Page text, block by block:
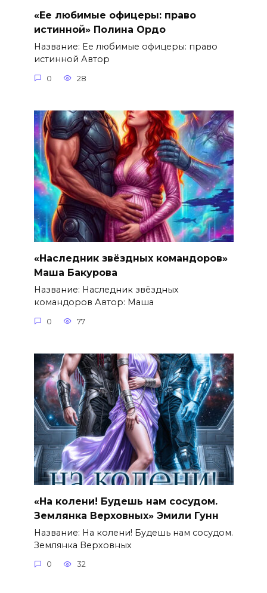
«Ее любимые офицеры: право
истинной» Полина Ордо
Название: Ее любимые офицеры: право
истинной Автор
0 28
«Наследник звёздных командоров»
Маша Бакурова
Название: Наследник звёздных
командоров Автор: Маша
0 77
«На колени! Будешь нам сосудом.
Землянка Верховных» Эмили Гунн
Название: На колени! Будешь нам сосудом.
Землянка Верховных
0 32